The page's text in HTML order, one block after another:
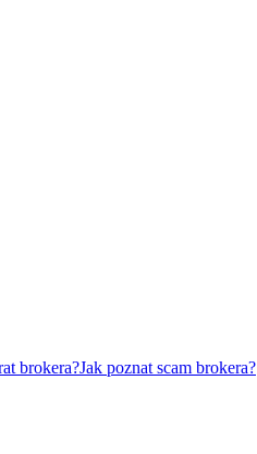
brokera?Jak poznat scam brokera?